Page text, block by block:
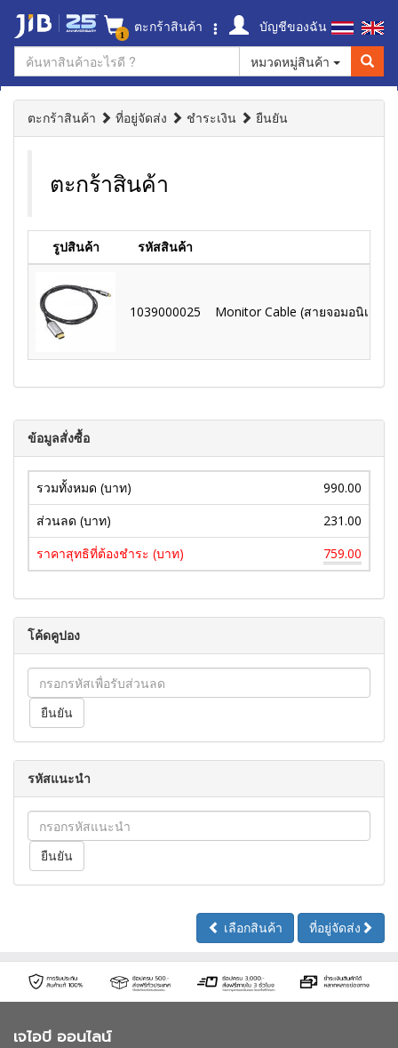
1 ตะกร้าสินค้า
บัญชีของฉัน
หมวดหมู่สินค้า
ตะกร้าสินค้า ที่อยู่จัดส่ง ชำระเงิน ยืนยัน
ตะกร้าสินค้า
รูปสินค้า รหัสสินค้า
1039000025 Monitor Cable (สายจอมอนิเตอร์
ข้อมูลสั่งซื้อ
รวมทั้งหมด (บาท)
990.00
ส่วนลด (บาท)
231.00
ราคาสุทธิที่ต้องชำระ (บาท)
759.00
โค้ดคูปอง
รหัสแนะนำ
เลือกสินค้า ที่อยู่จัดส่ง
เจไอบี ออนไลน์